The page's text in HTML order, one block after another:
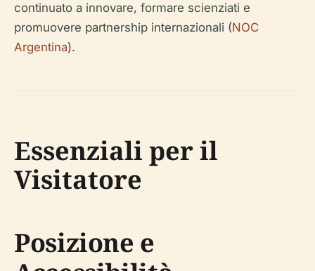
continuato a innovare, formare scienziati e
promuovere partnership internazionali (NOC
Argentina).
Essenziali per il
Visitatore
Posizione e